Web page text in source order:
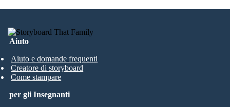
Aiuto
Aiuto e domande frequenti
Creatore di storyboard
Come stampare
per gli Insegnanti